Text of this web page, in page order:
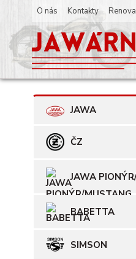
O nás Kontakty
JAWA
ČZ
JAWA
BABETTA
SIMSON